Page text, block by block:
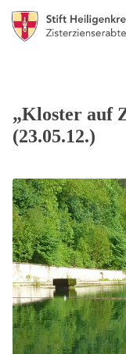
„Kloster auf
(23.05.12.)